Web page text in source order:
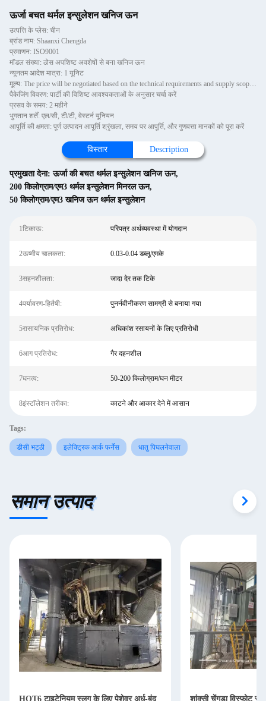
ऊर्जा बचत थर्मल इन्सुलेशन खनिज ऊन
उत्पत्ति के प्लेस: चीन
ब्रांड नाम: Shaanxi Chengda
प्रमाणन: ISO9001
मॉडल संख्या: ठोस अपशिष्ट अवशेषों से बना खनिज ऊन
न्यूनतम आदेश मात्रा: 1 यूनिट
मूल्य: The price will be negotiated based on the technical requirements and supply scope of Party A
पैकेजिंग विवरण: पार्टी की विशिष्ट आवश्यकताओं के अनुसार चर्चा करें
प्रसव के समय: 2 महीने
भुगतान शर्तें: एल/सी, टी/टी, वेस्टर्न यूनियन
आपूर्ति की क्षमता: पूर्ण उत्पादन आपूर्ति श्रृंखला, समय पर आपूर्ति, और गुणवत्ता मानकों को पूरा करें
विस्तार Description
प्रमुखता देना:ऊर्जा की बचत थर्मल इन्सुलेशन खनिज ऊन,
200 किलोग्राम/एम3 थर्मल इन्सुलेशन मिनरल ऊन,
50 किलोग्राम/एम3 खनिज ऊन थर्मल इन्सुलेशन
1टिकाऊ: परिपत्र अर्थव्यवस्था में योगदान
2ऊष्मीय चालकता: 0.03-0.04 डब्लू/एमके
3सहनशीलता: जादा देर तक टिके
4पर्यावरण-हितैषी: पुनर्नवीनीकरण सामग्री से बनाया गया
5रासायनिक प्रतिरोध: अधिकांश रसायनों के लिए प्रतिरोधी
6आग प्रतिरोध: गैर दहनशील
7घनत्व: 50-200 किलोग्राम/घन मीटर
8इंस्टॉलेशन तरीका: काटने और आकार देने में आसान
Tags:
डीसी भट्ठी इलेक्ट्रिक आर्क फर्नेस धातु पिघलनेवाला
समान उत्पाद
HOT6 टाइटेनियम स्लग के लिए पेशेवर अर्ध-बंद
शांक्सी चेंगडा विस्फोट